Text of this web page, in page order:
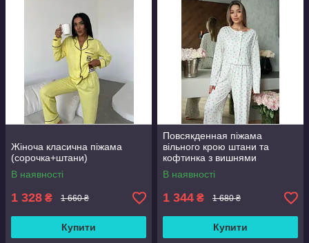
Жіноча класична піжама
(сорочка+штани)
В наявності
1 328 ₴ 1 660 ₴
Купити
Повсякденная піжама
вільного крою штани та
кофтинка з вишнями
В наявності
1 344 ₴ 1 680 ₴
Купити